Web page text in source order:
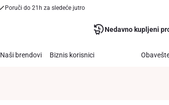
Poruči do 21h za sledeće jutro
Nedavno kupljeni
Naši brendovi Biznis korisnici